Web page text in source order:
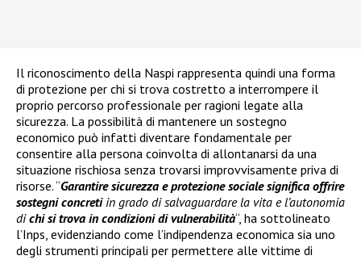
Il riconoscimento della Naspi rappresenta quindi una forma
di protezione per chi si trova costretto a interrompere il
proprio percorso professionale per ragioni legate alla
sicurezza. La possibilità di mantenere un sostegno
economico può infatti diventare fondamentale per
consentire alla persona coinvolta di allontanarsi da una
situazione rischiosa senza trovarsi improvvisamente priva di
risorse. “Garantire sicurezza e protezione sociale significa offrire
sostegni concretiin grado di salvaguardare la vita e l’autonomia
dichi si trova in condizioni di vulnerabilità“, ha sottolineato
l’Inps, evidenziando come l’indipendenza economica sia uno
degli strumenti principali per permettere alle vittime di